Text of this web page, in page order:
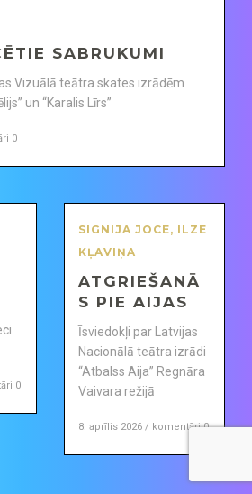
SABRUKUMI
Vizuālā teātra skates izrādēm
un “Karalis Līrs”
0
0
SIGNIJA JOCE, ILZE
KĻAVIŅA
ATGRIEŠANĀ
S PIE AIJAS
Īsviedokļi par Latvijas
Nacionālā teātra izrādi
“Atbalss Aija” Regnāra
Vaivara režijā
8. aprīlis 2026 / komentāri 0